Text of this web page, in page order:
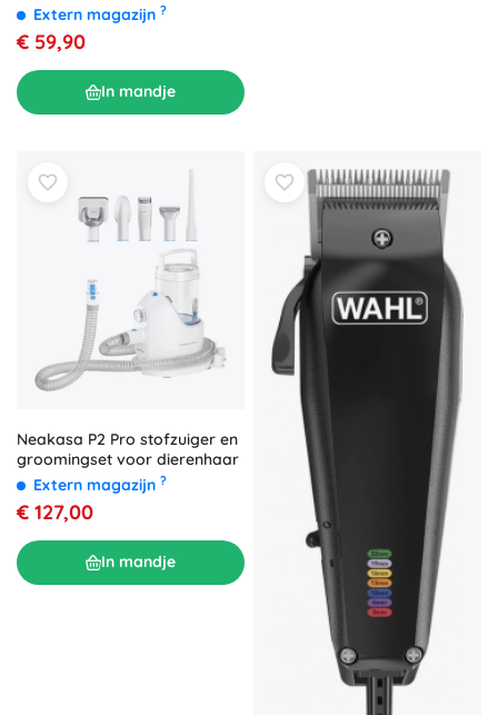
Extern magazijn ?
€ 59,90
In mandje
Neakasa P2 Pro stofzuiger en
groomingset voor dierenhaar
Extern magazijn ?
€ 127,00
In mandje